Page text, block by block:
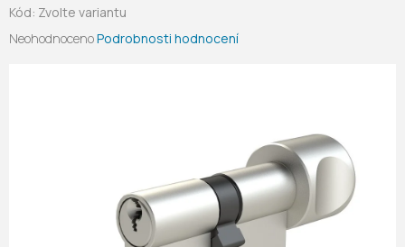
Kód: Zvolte variantu
Průměrné
NeohodnocenoPodrobnosti hodnocení